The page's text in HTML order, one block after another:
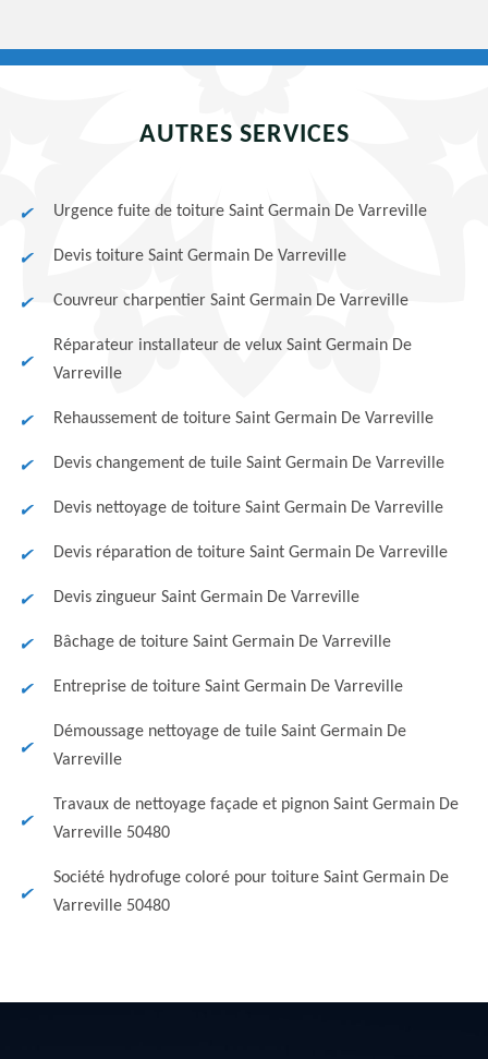
AUTRES SERVICES
Urgence fuite de toiture Saint Germain De Varreville
Devis toiture Saint Germain De Varreville
Couvreur charpentier Saint Germain De Varreville
Réparateur installateur de velux Saint Germain De
Varreville
Rehaussement de toiture Saint Germain De Varreville
Devis changement de tuile Saint Germain De Varreville
Devis nettoyage de toiture Saint Germain De Varreville
Devis réparation de toiture Saint Germain De Varreville
Devis zingueur Saint Germain De Varreville
Bâchage de toiture Saint Germain De Varreville
Entreprise de toiture Saint Germain De Varreville
Démoussage nettoyage de tuile Saint Germain De
Varreville
Travaux de nettoyage façade et pignon Saint Germain De
Varreville 50480
Société hydrofuge coloré pour toiture Saint Germain De
Varreville 50480